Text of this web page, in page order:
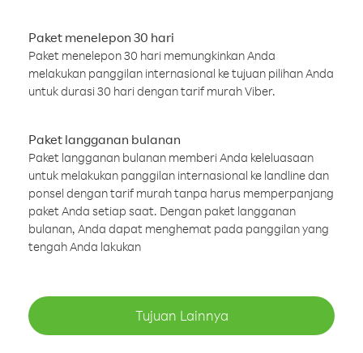
Paket menelepon 30 hari
Paket menelepon 30 hari memungkinkan Anda
melakukan panggilan internasional ke tujuan pilihan Anda
untuk durasi 30 hari dengan tarif murah Viber.
Paket langganan bulanan
Paket langganan bulanan memberi Anda keleluasaan
untuk melakukan panggilan internasional ke landline dan
ponsel dengan tarif murah tanpa harus memperpanjang
paket Anda setiap saat. Dengan paket langganan
bulanan, Anda dapat menghemat pada panggilan yang
tengah Anda lakukan
Tujuan Lainnya